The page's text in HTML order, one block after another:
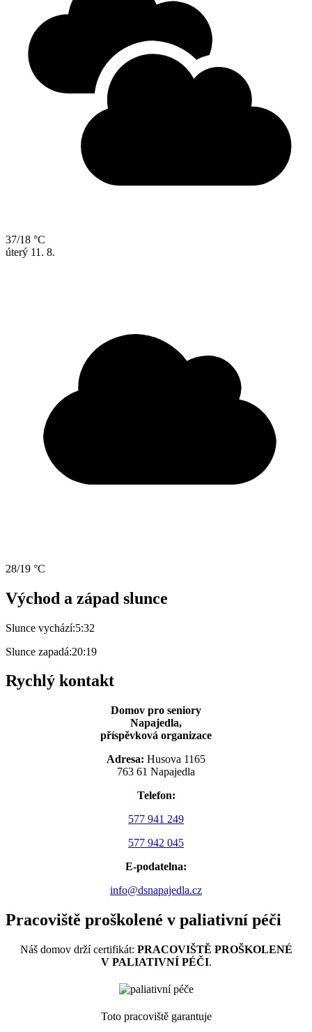
37/18 °C
úterý 11. 8.
28/19 °C
Východ a západ slunce
Slunce vychází:5:32
Slunce zapadá:20:19
Rychlý kontakt
Domov pro seniory
Napajedla,
příspěvková organizace
Adresa: Husova 1165
763 61 Napajedla
Telefon:
577 941 249
577 942 045
E-podatelna:
info@dsnapajedla.cz
Pracoviště proškolené v paliativní péči
Náš domov drží certifikát: PRACOVIŠTĚ PROŠKOLENÉ
V PALIATIVNÍ PÉČI.
Toto pracoviště garantuje